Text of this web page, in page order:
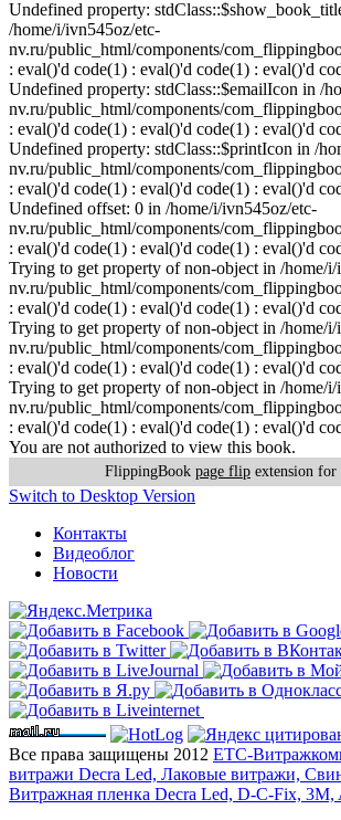
Undefined property:
/home/i/ivn545oz/etc-
nv.ru/public_html/components/
: eval()'d code(1) : eval()'d code(1) : eval()'d
Undefined property: stdClass::$emailIcon in /
nv.ru/public_html/components/
: eval()'d code(1) : eval()'d code(1) : eval()'d
Undefined property: stdClass::$printIcon in /
nv.ru/public_html/components/
: eval()'d code(1) : eval()'d code(1) : eval()'d
Undefined offset: 0 in /home/i/ivn545oz/etc-
nv.ru/public_html/components/
: eval()'d code(1) : eval()'d code(1) : eval()'d
Trying to get property of non-object in /home/
nv.ru/public_html/components/
: eval()'d code(1) : eval()'d code(1) : eval()'d
Trying to get property of non-object in /home/
nv.ru/public_html/components/
: eval()'d code(1) : eval()'d code(1) : eval()'d
Trying to get property of non-object in /home/
nv.ru/public_html/components/
: eval()'d code(1) : eval()'d code(1) : eval()'d
You are not authorized to view this book.
FlippingBook page flip extension for
Switch to Desktop Version
Контакты
Видеоблог
Новости
Все права защищены 2012 ЕТС-
витражи Decra Led, Лаковые витражи,
Витражная пленка Decra Led, D-C-Fix, 3M,